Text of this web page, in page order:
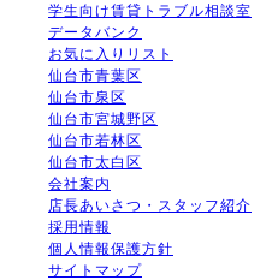
学生向け賃貸トラブル相談室
データバンク
お気に入りリスト
仙台市青葉区
仙台市泉区
仙台市宮城野区
仙台市若林区
仙台市太白区
会社案内
店長あいさつ・スタッフ紹介
採用情報
個人情報保護方針
サイトマップ